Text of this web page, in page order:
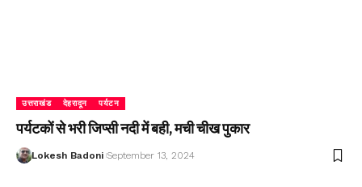
उत्तराखंड देहरादून पर्यटन
पर्यटकों से भरी जिप्सी नदी में बही, मची चीख पुकार
Lokesh Badoni September 13, 2024